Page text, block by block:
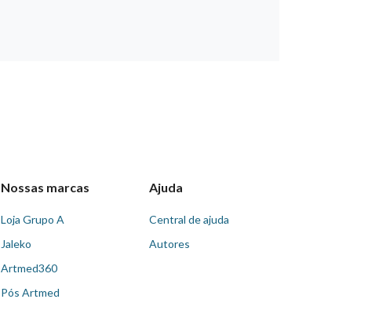
Nossas marcas
Loja Grupo A
Jaleko
Artmed360
Pós Artmed
Ajuda
Central de ajuda
Autores